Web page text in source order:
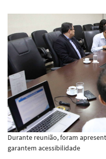
Durante reunião, foram
garantem acessibilidade